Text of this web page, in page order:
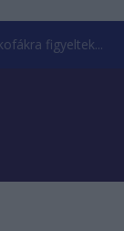
figyeltek...